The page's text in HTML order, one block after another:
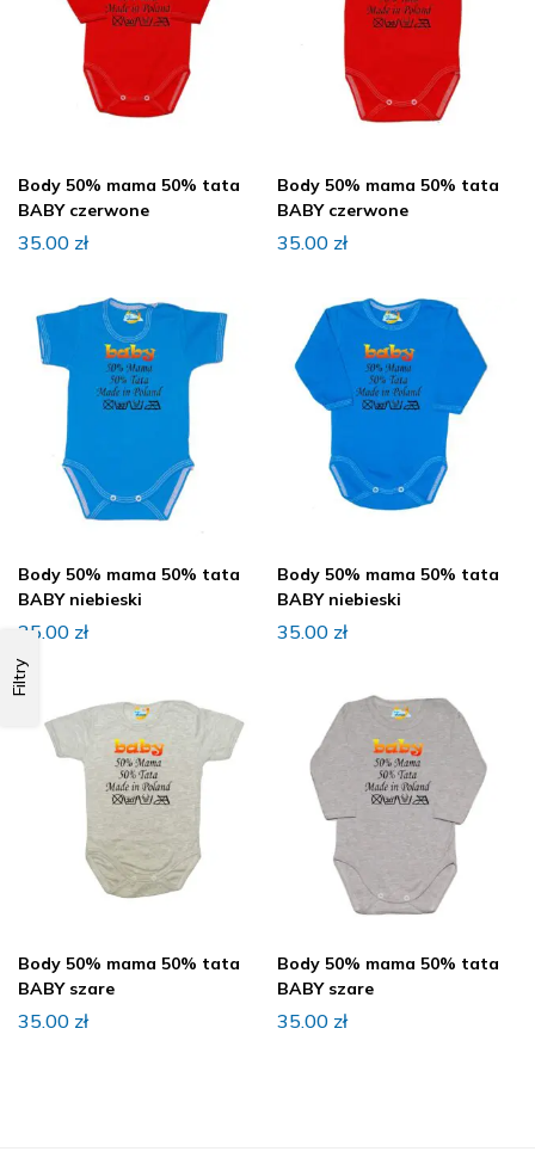
Filtry
Body 50% mama 50% tata
BABY czerwone
35.00 zł
Body 50% mama 50% tata
BABY czerwone
35.00 zł
Body 50% mama 50% tata
BABY niebieski
35.00 zł
Body 50% mama 50% tata
BABY niebieski
35.00 zł
Body 50% mama 50% tata
BABY szare
35.00 zł
Body 50% mama 50% tata
BABY szare
35.00 zł